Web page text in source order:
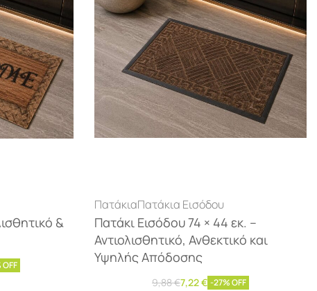
&
ΠατάκιαΠατάκια Εισόδου
Πατάκι Εισόδου 74 × 44 εκ. –
Αντιολισθητικό, Ανθεκτικό και
Υψηλής Απόδοσης
9,88€7,22€ -27% OFF